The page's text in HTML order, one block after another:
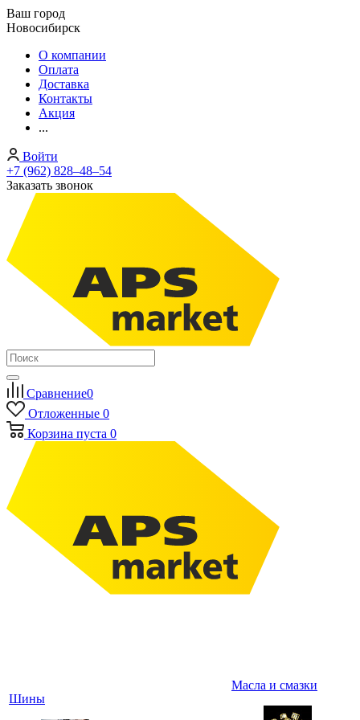
Ваш город
Новосибирск
О компании
Оплата
Доставка
Контакты
Акция
...
Войти
+7 (962) 828‒48‒54
Заказать звонок
Сравнение0
Отложенные 0
Корзина пуста 0
Шины
Масла и смазки